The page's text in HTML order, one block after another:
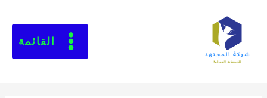
القائمة